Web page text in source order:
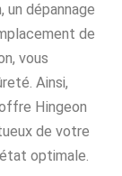
un dépannage
de
vous
Ainsi,
Hingeon
de votre
optimale.